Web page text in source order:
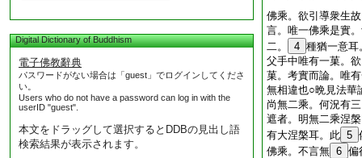
Digital Dictionary of Buddhism
電子佛教辭典
パスワードがない場合は「guest」でログインしてくださ
い。
Users who do not have a password can log in with the
userID "guest".
本文をドラッグして選択するとDDBの見出し語
検索結果が表示されます。
佛乘。欲引導衆生
言。唯一佛乘是實
二。
4 種猶一意耳
父手中唯有一菓。
菓。考實而論。唯
無相違也○晩見法華
尚無二乘。何況有
遮者。明無二乘涅
有大涅槃耳。此 5
佛乘。不言無 6 偏